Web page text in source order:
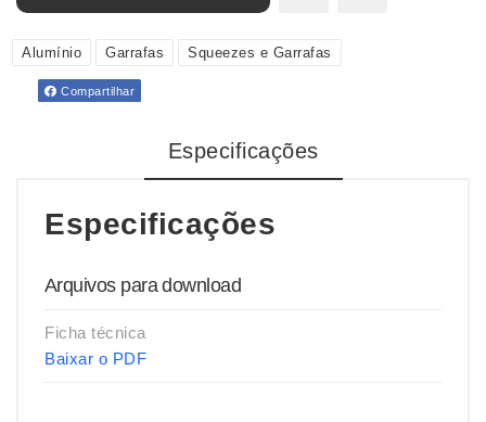
Alumínio Garrafas Squeezes e Garrafas
Compartilhar
Especificações
Especificações
Arquivos para download
Ficha técnica
Baixar o PDF